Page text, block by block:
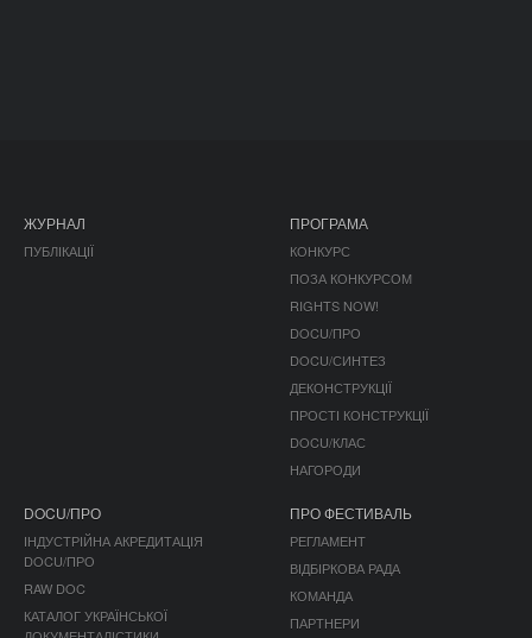
ЖУРНАЛ
ПУБЛІКАЦІЇ
ПРОГРАМА
КОНКУРС
ПОЗА КОНКУРСОМ
RIGHTS NOW!
DOCU/ПРО
DOCU/СИНТЕЗ
ДЕКОНСТРУКЦІЇ
ПРОСТІ КОНСТРУКЦІЇ
DOCU/КЛАС
НАГОРОДИ
DOCU/ПРО
ІНДУСТРІЙНА АКРЕДИТАЦІЯ
DOCU/ПРО
RAW DOC
КАТАЛОГ УКРАЇНСЬКОЇ
ПРО ФЕСТИВАЛЬ
РЕГЛАМЕНТ
ВІДБІРКОВА РАДА
КОМАНДА
ПАРТНЕРИ